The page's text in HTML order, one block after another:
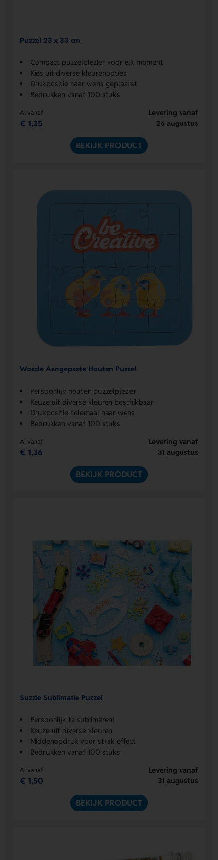
Puzzel 23 x 33 cm
Compact puzzelplezier voor elk moment
Kies uit diverse kleurenopties
Drukpositie naar wens geplaatst
Bedrukken vanaf 100 stuks
Al vanaf
€ 1,35
Levering vanaf
26 augustus
BEKIJK PRODUCT
Wozzle Aangepaste Houten Puzzel
Persoonlijk houten puzzelplezier
Keuze uit diverse kleuren beschikbaar
Drukpositie helemaal naar wens
Bedrukken vanaf 100 stuks
Al vanaf
€ 1,36
Levering vanaf
31 augustus
BEKIJK PRODUCT
Suzzle Sublimatie Puzzel
Persoonlijk te sublimëren!
Keuze uit diverse kleuren
Middenopdruk voor strak effect
Bedrukken vanaf 100 stuks
Al vanaf
€ 1,50
Levering vanaf
31 augustus
BEKIJK PRODUCT